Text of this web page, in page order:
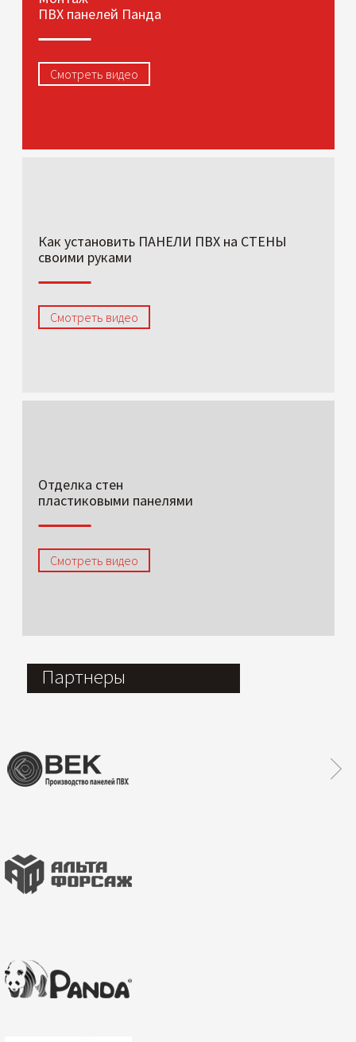
ПВХ панелей Панда
Смотреть видео
Как установить ПАНЕЛИ ПВХ на СТЕНЫ
своими руками
Смотреть видео
Отделка стен
пластиковыми панелями
Смотреть видео
Партнеры